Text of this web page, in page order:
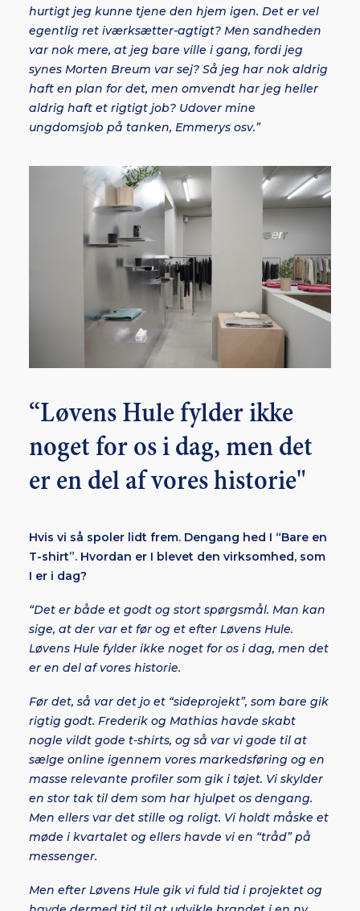
hurtigt jeg kunne tjene den hjem igen. Det er vel
egentlig ret iværksætter-agtigt? Men sandheden
var nok mere, at jeg bare ville i gang, fordi jeg
synes Morten Breum var sej? Så jeg har nok aldrig
haft en plan for det, men omvendt har jeg heller
aldrig haft et rigtigt job? Udover mine
ungdomsjob på tanken, Emmerys osv.”
“Løvens Hule fylder ikke
noget for os i dag, men det
er en del af vores historie"
Hvis vi så spoler lidt frem. Dengang hed I “Bare en
T-shirt”. Hvordan er I blevet den virksomhed, som
I er i dag?
“Det er både et godt og stort spørgsmål. Man kan
sige, at der var et før og et efter Løvens Hule.
Løvens Hule fylder ikke noget for os i dag, men det
er en del af vores historie.
Før det, så var det jo et “sideprojekt”, som bare gik
rigtig godt. Frederik og Mathias havde skabt
nogle vildt gode t-shirts, og så var vi gode til at
sælge online igennem vores markedsføring og en
masse relevante profiler som gik i tøjet. Vi skylder
en stor tak til dem som har hjulpet os dengang.
Men ellers var det stille og roligt. Vi holdt måske et
møde i kvartalet og ellers havde vi en “tråd” på
messenger.
Men efter Løvens Hule gik vi fuld tid i projektet og